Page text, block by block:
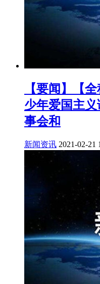
【要闻】【
少年爱国主
事会和
新闻资讯 2021-02-21